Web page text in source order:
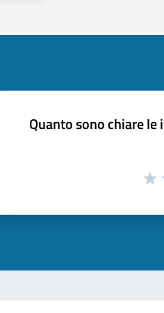
Quanto sono chiare